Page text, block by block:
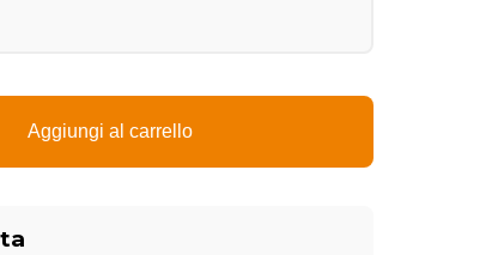
Aggiungi al carrello